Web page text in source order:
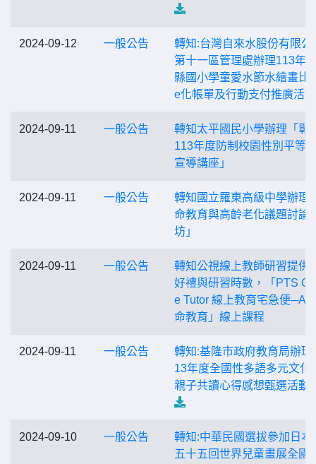
2024-09-12 一般公告
轉知:台灣自來水股份有限公
第十一區管理處辦理113年
縣國小學童愛水節水繪畫比
e化帳單及行動支付推廣活動
2024-09-11 一般公告
轉知太平國民小學辦理「彰
113年度防制校園性別平等
宣導講座」
2024-09-11 一般公告
轉知國立羅東高級中學辦理
命教育與高齡老化議題討論
坊」
2024-09-11 一般公告
轉知公視線上教師研習提供
好禮與研習時數，「PTS
e Tutor 線上教育宅急便─AI
命教育」線上課程
2024-09-11 一般公告
轉知:基隆市政府教育局辦理
13年度全國性多語多元文化
親子共讀心得感想甄選活動
2024-09-10 一般公告
轉知:中華民國選拔參加日本
五十五回世界兒童畫展全國